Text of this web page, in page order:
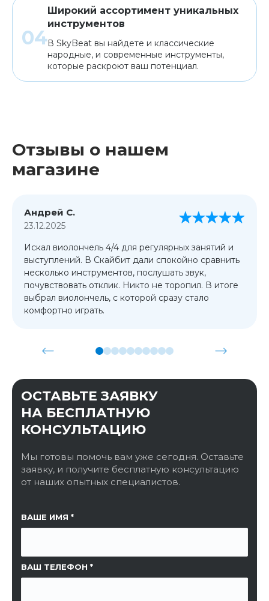
Широкий ассортимент уникальных
инструментов
В SkyBeat вы найдете и классические
народные, и современные инструменты,
которые раскроют ваш потенциал.
Отзывы о нашем
магазине
Андрей С.
23.12.2025
Искал виолончель 4/4 для регулярных занятий и
выступлений. В Скайбит дали спокойно сравнить
несколько инструментов, послушать звук,
почувствовать отклик. Никто не торопил. В итоге
выбрал виолончель, с которой сразу стало
комфортно играть.
ОСТАВЬТЕ ЗАЯВКУ
НА БЕСПЛАТНУЮ
КОНСУЛЬТАЦИЮ
Мы готовы помочь вам уже сегодня. Оставьте
заявку, и получите бесплатную консультацию
от наших опытных специалистов.
ВАШЕ ИМЯ
ВАШ ТЕЛЕФОН
ССЫЛКА НА СТРАНИЦУ